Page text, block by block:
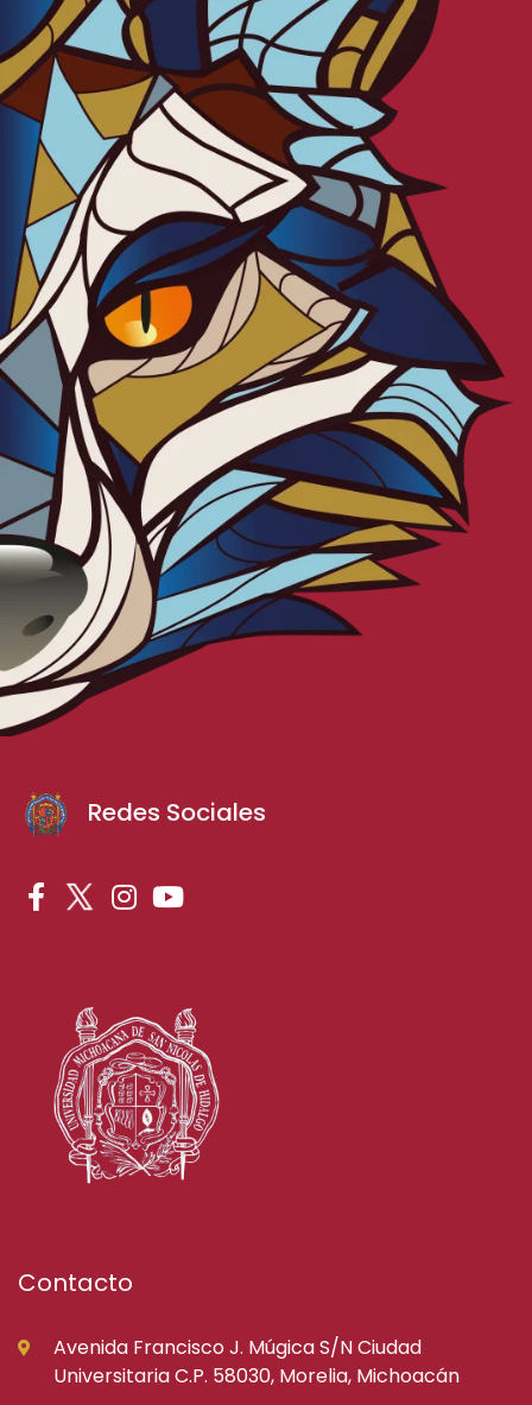
Redes Sociales
Contacto
Avenida Francisco J. Múgica S/N Ciudad
Universitaria C.P. 58030, Morelia, Michoacán